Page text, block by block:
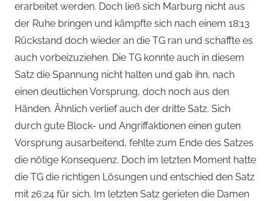
erarbeitet werden. Doch ließ sich Marburg nicht aus
der Ruhe bringen und kämpfte sich nach einem 18:13
Rückstand doch wieder an die TG ran und schaffte es
auch vorbeizuziehen. Die TG konnte auch in diesem
Satz die Spannung nicht halten und gab ihn, nach
einen deutlichen Vorsprung, doch noch aus den
Händen. Ähnlich verlief auch der dritte Satz. Sich
durch gute Block- und Angriffaktionen einen guten
Vorsprung ausarbeitend, fehlte zum Ende des Satzes
die nötige Konsequenz. Doch im letzten Moment hatte
die TG die richtigen Lösungen und entschied den Satz
mit 26:24 für sich. Im letzten Satz gerieten die Damen